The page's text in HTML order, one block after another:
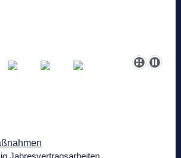
Jahresvertragsarbeiten